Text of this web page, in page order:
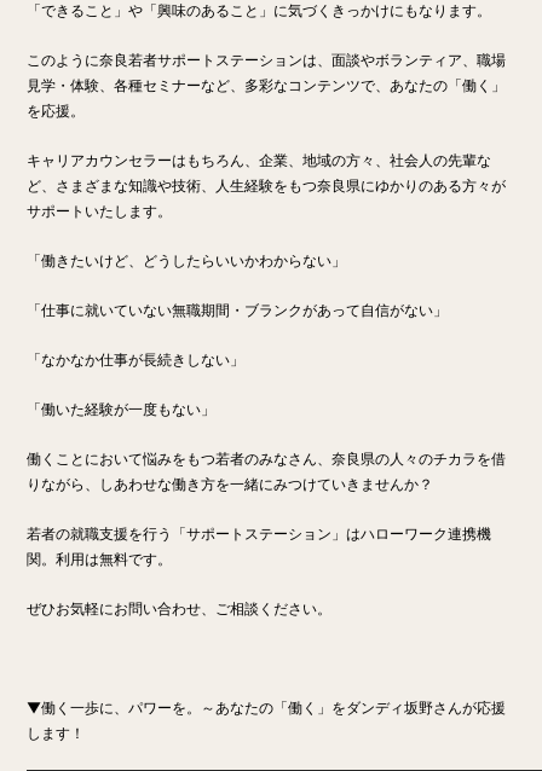
「できること」や「興味のあること」に気づくきっかけにもなります。
このように奈良若者サポートステーションは、面談やボランティア、職場
見学・体験、各種セミナーなど、多彩なコンテンツで、あなたの「働く」
を応援。
キャリアカウンセラーはもちろん、企業、地域の方々、社会人の先輩な
ど、さまざまな知識や技術、人生経験をもつ奈良県にゆかりのある方々が
サポートいたします。
「働きたいけど、どうしたらいいかわからない」
「仕事に就いていない無職期間・ブランクがあって自信がない」
「なかなか仕事が長続きしない」
「働いた経験が一度もない」
働くことにおいて悩みをもつ若者のみなさん、奈良県の人々のチカラを借
りながら、しあわせな働き方を一緒にみつけていきませんか？
若者の就職支援を行う「サポートステーション」はハローワーク連携機
関。利用は無料です。
ぜひお気軽にお問い合わせ、ご相談ください。
▼働く一歩に、パワーを。～あなたの「働く」をダンディ坂野さんが応援
します！